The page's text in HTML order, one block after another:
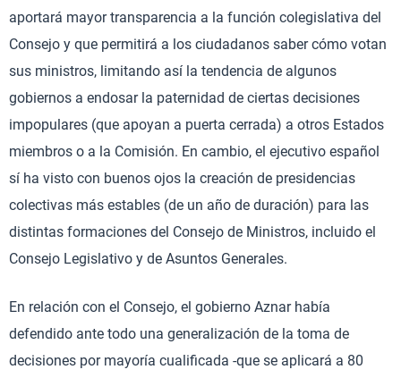
aportará mayor transparencia a la función colegislativa del
Consejo y que permitirá a los ciudadanos saber cómo votan
sus ministros, limitando así la tendencia de algunos
gobiernos a endosar la paternidad de ciertas decisiones
impopulares (que apoyan a puerta cerrada) a otros Estados
miembros o a la Comisión. En cambio, el ejecutivo español
sí ha visto con buenos ojos la creación de presidencias
colectivas más estables (de un año de duración) para las
distintas formaciones del Consejo de Ministros, incluido el
Consejo Legislativo y de Asuntos Generales.
En relación con el Consejo, el gobierno Aznar había
defendido ante todo una generalización de la toma de
decisiones por mayoría cualificada -que se aplicará a 80